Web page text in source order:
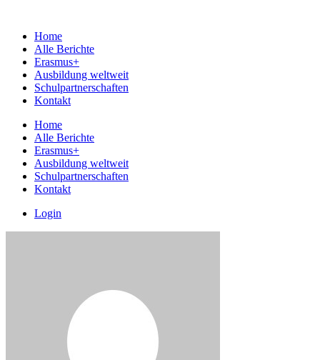
Home
Alle Berichte
Erasmus+
Ausbildung weltweit
Schulpartnerschaften
Kontakt
Home
Alle Berichte
Erasmus+
Ausbildung weltweit
Schulpartnerschaften
Kontakt
Login